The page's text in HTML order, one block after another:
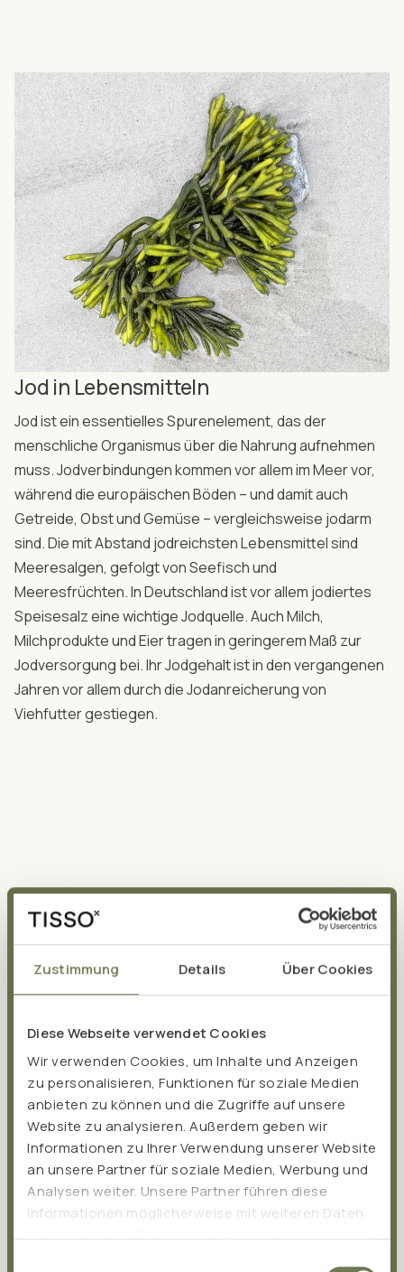
Zustimmung Details Über Cookies
Diese Webseite verwendet Cookies
Wir verwenden Cookies, um Inhalte und Anzeigen
zu personalisieren, Funktionen für soziale Medien
anbieten zu können und die Zugriffe auf unsere
Website zu analysieren. Außerdem geben wir
Informationen zu Ihrer Verwendung unserer Website
an unsere Partner für soziale Medien, Werbung und
Analysen weiter. Unsere Partner führen diese
Informationen möglicherweise mit weiteren Daten
Jod in Lebensmitteln
Jod ist ein essentielles Spurenelement, das der
menschliche Organismus über die Nahrung aufnehmen
muss. Jodverbindungen kommen vor allem im Meer vor,
während die europäischen Böden – und damit auch
Getreide, Obst und Gemüse – vergleichsweise jodarm
sind. Die mit Abstand jodreichsten Lebensmittel sind
Meeresalgen, gefolgt von Seefisch und
Meeresfrüchten. In Deutschland ist vor allem jodiertes
Speisesalz eine wichtige Jodquelle. Auch Milch,
Milchprodukte und Eier tragen in geringerem Maß zur
Jodversorgung bei. Ihr Jodgehalt ist in den vergangenen
Jahren vor allem durch die Jodanreicherung von
Viehfutter gestiegen.
Vertrauen durch Qualität
Schadstoffanalysen durch
Deshalb lassen wir unsere Produkte regelmäßig von
unabhängigen Laboren überprüfen.
Die durchgeführten Schadstoffanalysen gewährleisten,
dass unsere Produkte stets den höchsten
Qualitätsstandards entsprechen. Zu Pro Jod liegt für
dich die Analysenbestätigung und der Prüfbericht eines